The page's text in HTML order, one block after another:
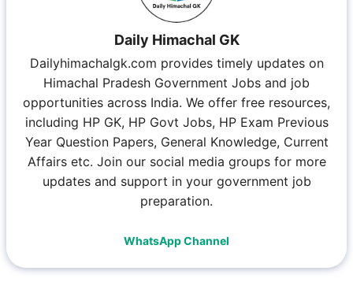
Daily Himachal GK
Dailyhimachalgk.com provides timely updates on
Himachal Pradesh Government Jobs and job
opportunities across India. We offer free resources,
including HP GK, HP Govt Jobs, HP Exam Previous
Year Question Papers, General Knowledge, Current
Affairs etc. Join our social media groups for more
updates and support in your government job
preparation.
WhatsApp Channel